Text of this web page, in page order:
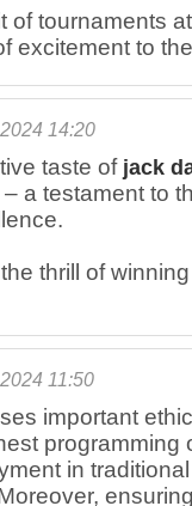
of tournaments
excitement to
14:20
taste of jack
a testament to
thrill of
11:50
important
in